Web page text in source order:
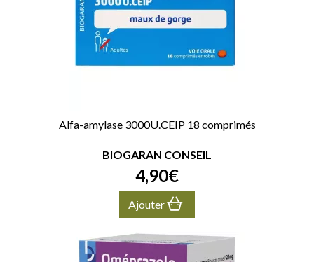
Alfa-amylase 3000U.CEIP 18 comprimés
BIOGARAN CONSEIL
4,90€
Ajouter